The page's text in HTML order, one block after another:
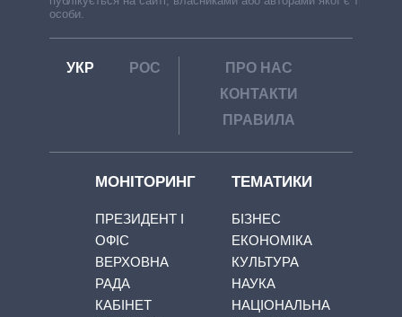
особи.
УКР РОС
ПРО НАС
КОНТАКТИ
ПРАВИЛА
МОНІТОРИНГ
ПРЕЗИДЕНТ І
ОФІС
ВЕРХОВНА
РАДА
КАБІНЕТ
ТЕМАТИКИ
БІЗНЕС
ЕКОНОМІКА
КУЛЬТУРА
НАУКА
НАЦІОНАЛЬНА